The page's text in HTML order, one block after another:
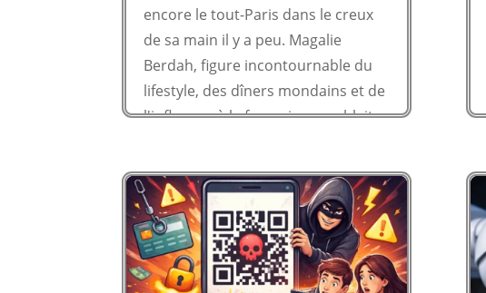
encore le tout-Paris dans le creux
de sa main il y a peu. Magalie
Berdah, figure incontournable du
lifestyle, des dîners mondains et de
l'influence à la française, semblait